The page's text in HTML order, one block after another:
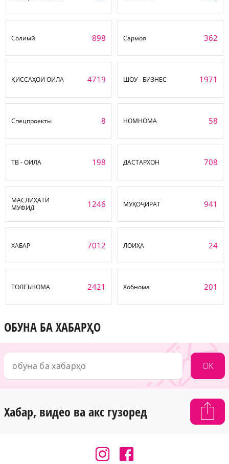
Солимӣ 898 Сармоя 362
ҚИССАҲОИ ОИЛА 4719 ШОУ - БИЗНЕС 1971
Спецпроекты 8 НОМНОМА 58
ТВ - ОИЛА 198 ДАСТАРХОН 708
МАСЛИҲАТИ
МУФИД
1246 МУҲОҶИРАТ 941
ХАБАР 7012 ЛОИҲА 24
ТОЛЕЪНОМА 2421 Хобнома 201
ОБУНА БА ХАБАРҲО
OK
Хабар, видео ва акс гузоред